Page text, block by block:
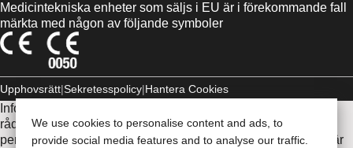
We use cookies to personalise content and ads, to
provide social media features and to analyse our traffic.
Medicintekniska enheter som säljs i EU är i förekommande fall
märkta med någon av följande symboler
Upphovsrätt Sekretesspolicy Hantera Cookies
Informationen som finns här är inte avsedd som medicinsk
rådgivning och är inte en ersättning för de råd du får av din
personliga läkare eller annan vårdpersonal. Informationen här